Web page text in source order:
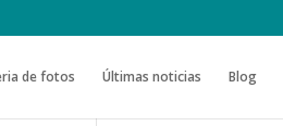
de fotos Últimas noticias Blog